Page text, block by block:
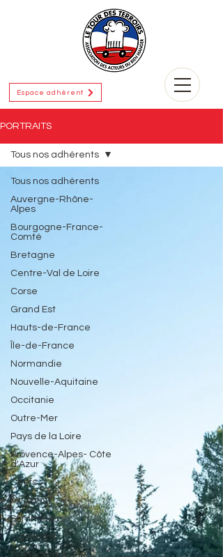
Espace adhérent
PORTRAITS
Tous nos adhérents
Auvergne-Rhône-
Alpes
Bourgogne-France-
Comté
Bretagne
Centre-Val de Loire
Corse
Grand Est
Hauts-de-France
Île-de-France
Normandie
Nouvelle-Aquitaine
Occitanie
Outre-Mer
Pays de la Loire
Provence-Alpes- Côte
d'Azur
Chefs
Artisans
Sommeliers
Vignerons
Producteurs
Tous nos adhérents